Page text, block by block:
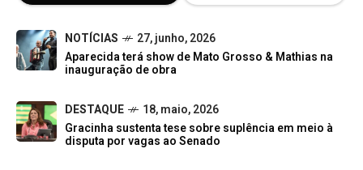
NOTÍCIAS
27, junho, 2026
Aparecida terá show de Mato Grosso & Mathias na
inauguração de obra
DESTAQUE
18, maio, 2026
Gracinha sustenta tese sobre suplência em meio à
disputa por vagas ao Senado